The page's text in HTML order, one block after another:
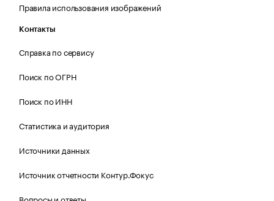
Правила использования изображений
Контакты
Справка по сервису
Поиск по ОГРН
Поиск по ИНН
Статистика и аудитория
Источники данных
Источник отчетности Контур.Фокус